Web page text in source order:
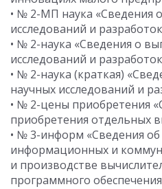
• № 2-МП наука «Сведения
исследований и
• № 2-наука «Сведения о
исследований и
• № 2-наука (краткая)
научных исследований и
• № 2-цены приобретения
приобретения отдельных
• № 3-информ «Сведения
информационных и
и производстве
программного